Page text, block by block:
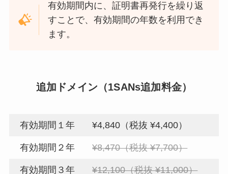
有効期間内に、証明書再発行を繰り返
すことで、有効期間の年数を利用でき
ます。
追加ドメイン（1SANs追加料金）
有効期間１年 ¥4,840（税抜 ¥4,400）
有効期間２年 ¥8,470（税抜 ¥7,700）
有効期間３年 ¥12,100（税抜 ¥11,000）